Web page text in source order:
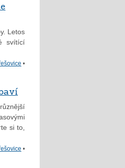
Letos
svítící
•
si to,
•